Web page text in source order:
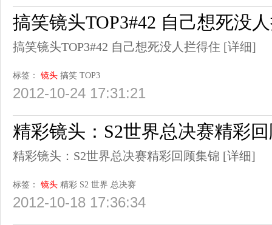
搞笑镜头TOP3#42 自己想死没
搞笑镜头TOP3#42 自己想死没人拦得住 [详细]
标签： 镜头 搞笑 TOP3
2012-10-24 17:31:21
精彩镜头：S2世界总决赛精彩
精彩镜头：S2世界总决赛精彩回顾集锦 [详细]
标签： 镜头 精彩 S2 世界 总决赛
2012-10-18 17:36:34